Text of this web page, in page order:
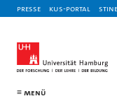
Presse KUS-Portal STiNE
Menü